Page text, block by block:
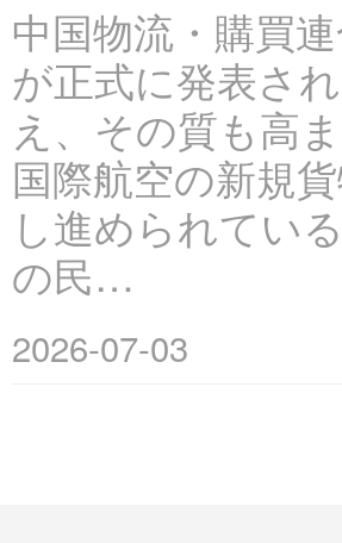
中国物流・購買
が正式に発表さ
え、その質も高
国際航空の新規
し進められてい
の民…
2026-07-03